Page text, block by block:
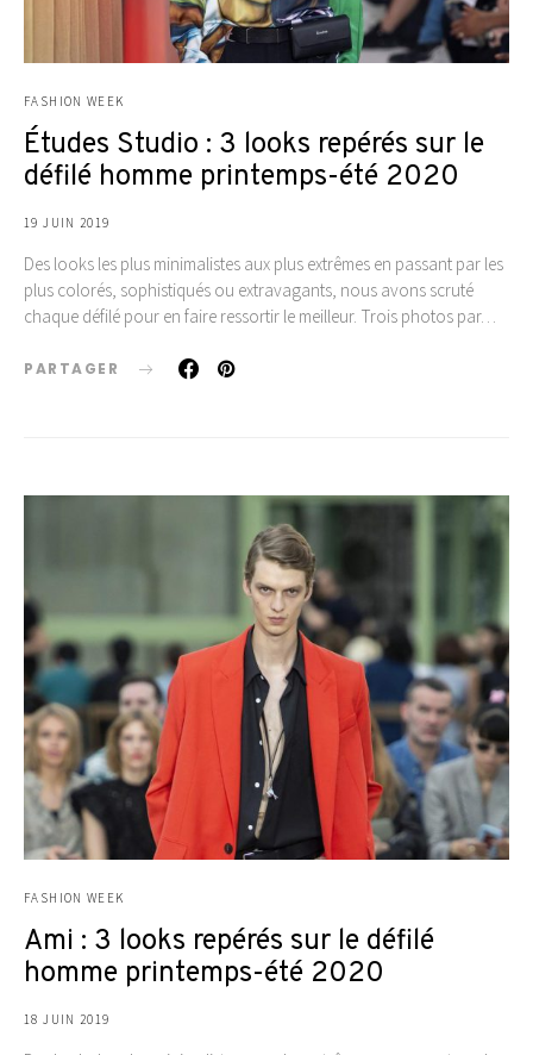
FASHION WEEK
Études Studio : 3 looks repérés sur le
défilé homme printemps-été 2020
19 JUIN 2019
Des looks les plus minimalistes aux plus extrêmes en passant par les
plus colorés, sophistiqués ou extravagants, nous avons scruté
chaque défilé pour en faire ressortir le meilleur. Trois photos par…
PARTAGER
FASHION WEEK
Ami : 3 looks repérés sur le défilé
homme printemps-été 2020
18 JUIN 2019